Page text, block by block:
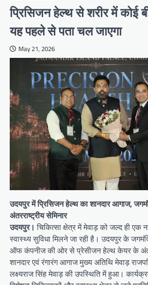
प्रिसिजन हेल्थ से शरीर में कोई
यह पहले से पता चल जाएगा
May 21, 2026
उदयपुर में प्रिसिजन हेल्थ का शानदार आगाज,
अंतरराष्ट्रीय सेमिनार
उदयपुर। चिकित्सा क्षेत्र में मेवाड़ को जल्द ही
स्वास्थ्य सुविधा मिलने जा रही है। उदयपुर के
ऑफ कंपनीज की ओर से प्रेसीजन हेल्थ केयर के
शानदार एवं रंगारंग आगाज मुख्य अतिथि मेवाड़
लक्ष्यराज सिंह मेवाड़ की उपस्थिति में हुआ।